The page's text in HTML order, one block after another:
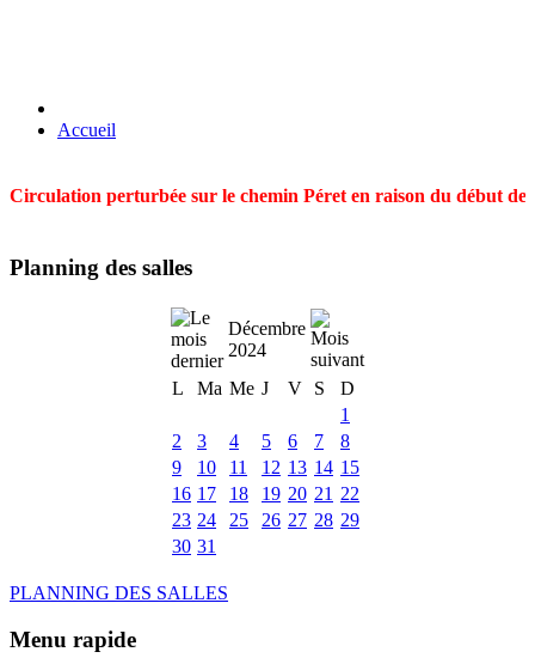
Accueil
Circulation perturbée sur le chemin Péret en raison du début
Planning des salles
Décembre
2024
L
Ma Me J V S
D
1
2
3 4 5 6 7
8
9
10 11 12 13 14 15
16 17 18 19 20 21 22
23 24 25 26 27 28 29
30 31
PLANNING DES SALLES
Menu rapide